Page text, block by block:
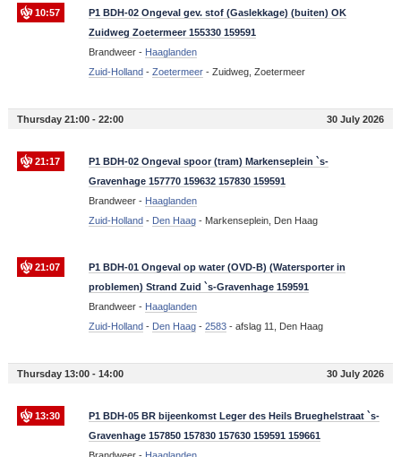
10:57
P1 BDH-02 Ongeval gev. stof (Gaslekkage) (buiten) OK
Zuidweg Zoetermeer 155330 159591
Brandweer - Haaglanden
Zuid-Holland- Zoetermeer- Zuidweg, Zoetermeer
Thursday 21:00 - 22:00 30 July 2026
21:17
P1 BDH-02 Ongeval spoor (tram) Markenseplein `s-
Gravenhage 157770 159632 157830 159591
Brandweer - Haaglanden
Zuid-Holland- Den Haag- Markenseplein, Den Haag
21:07
P1 BDH-01 Ongeval op water (OVD-B) (Watersporter in
problemen) Strand Zuid `s-Gravenhage 159591
Brandweer - Haaglanden
Zuid-Holland- Den Haag- 2583- afslag 11, Den Haag
Thursday 13:00 - 14:00 30 July 2026
13:30
P1 BDH-05 BR bijeenkomst Leger des Heils Brueghelstraat `s-
Gravenhage 157850 157830 157630 159591 159661